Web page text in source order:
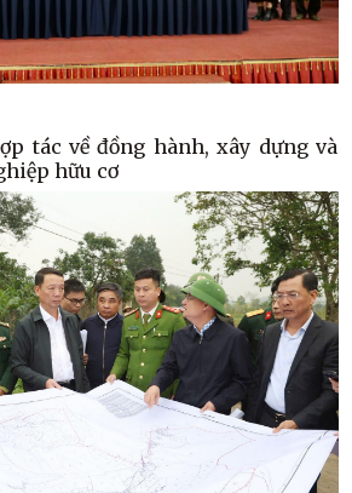
tác về đồng hành, xây dựng và
hữu cơ